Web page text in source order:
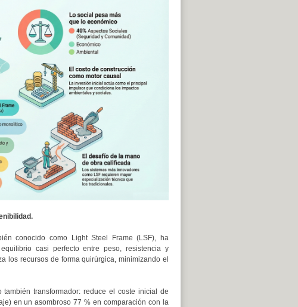
conocido como Light Steel Frame (LSF), ha
casi perfecto entre peso, resistencia y
los recursos de forma quirúrgica, minimizando el
transformador: reduce el coste inicial de
en un asombroso 77 % en comparación con la